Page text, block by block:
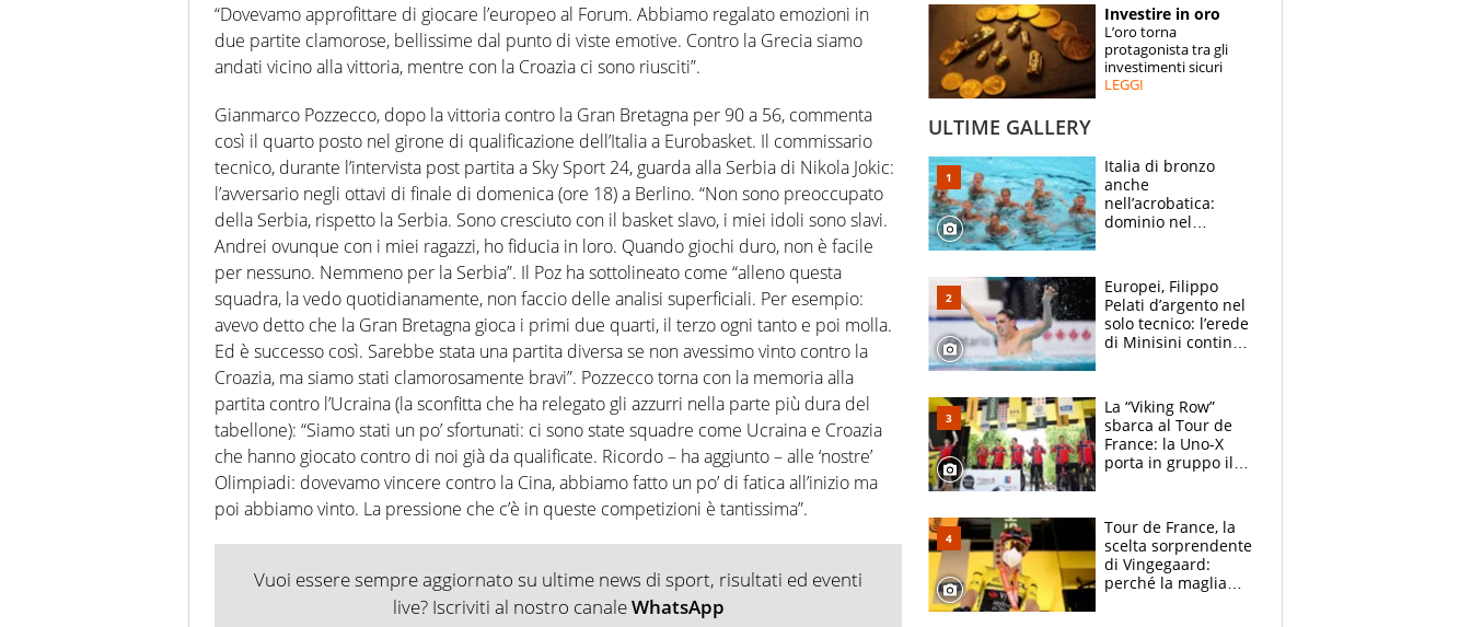
SPECIALI
ESPERTI
“Dovevamo approfittare di giocare l’europeo al Forum. Abbiamo regalato emozioni in
due partite clamorose, bellissime dal punto di viste emotive. Contro la Grecia siamo
andati vicino alla vittoria, mentre con la Croazia ci sono riusciti”.
Gianmarco Pozzecco, dopo la vittoria contro la Gran Bretagna per 90 a 56, commenta
così il quarto posto nel girone di qualificazione dell’Italia a Eurobasket. Il commissario
tecnico, durante l’intervista post partita a Sky Sport 24, guarda alla Serbia di Nikola Jokic:
l’avversario negli ottavi di finale di domenica (ore 18) a Berlino. “Non sono preoccupato
della Serbia, rispetto la Serbia. Sono cresciuto con il basket slavo, i miei idoli sono slavi.
Andrei ovunque con i miei ragazzi, ho fiducia in loro. Quando giochi duro, non è facile
per nessuno. Nemmeno per la Serbia”. Il Poz ha sottolineato come “alleno questa
squadra, la vedo quotidianamente, non faccio delle analisi superficiali. Per esempio:
avevo detto che la Gran Bretagna gioca i primi due quarti, il terzo ogni tanto e poi molla.
Ed è successo così. Sarebbe stata una partita diversa se non avessimo vinto contro la
Croazia, ma siamo stati clamorosamente bravi”. Pozzecco torna con la memoria alla
partita contro l’Ucraina (la sconfitta che ha relegato gli azzurri nella parte più dura del
tabellone): “Siamo stati un po’ sfortunati: ci sono state squadre come Ucraina e Croazia
che hanno giocato contro di noi già da qualificate. Ricordo – ha aggiunto – alle ‘nostre’
Olimpiadi: dovevamo vincere contro la Cina, abbiamo fatto un po’ di fatica all’inizio ma
poi abbiamo vinto. La pressione che c’è in queste competizioni è tantissima”.
Vuoi essere sempre aggiornato su ultime news di sport, risultati ed eventi
live? Iscriviti al nostro canaleWhatsApp
Investire in oro
L’oro torna
protagonista tra gli
investimenti sicuri
LEGGI
ULTIME GALLERY
Italia di bronzo
anche
nell’acrobatica:
dominio nel
e compagni
continuare
Europei, Filippo
Pelati d’argento nel
solo tecnico: l’erede
di Minisini continua
mirino
La “Viking Row”
sbarca al Tour de
France: la Uno-X
porta in gruppo il
compagni
Tour de France, la
scelta sorprendente
di Vingegaard:
perché la maglia